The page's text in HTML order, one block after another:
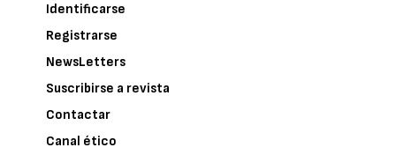
Identificarse
Registrarse
NewsLetters
Suscribirse a revista
Contactar
Canal ético